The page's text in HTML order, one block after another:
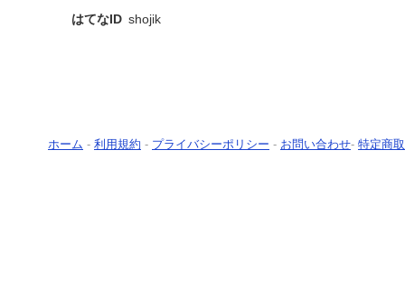
はてなID shojik
ホーム - 利用規約 - プライバシーポリシー - お問い合わせ- 特定商